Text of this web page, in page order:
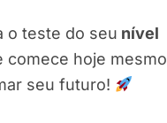
o teste do seu nível
comece hoje mesmo
seu futuro!